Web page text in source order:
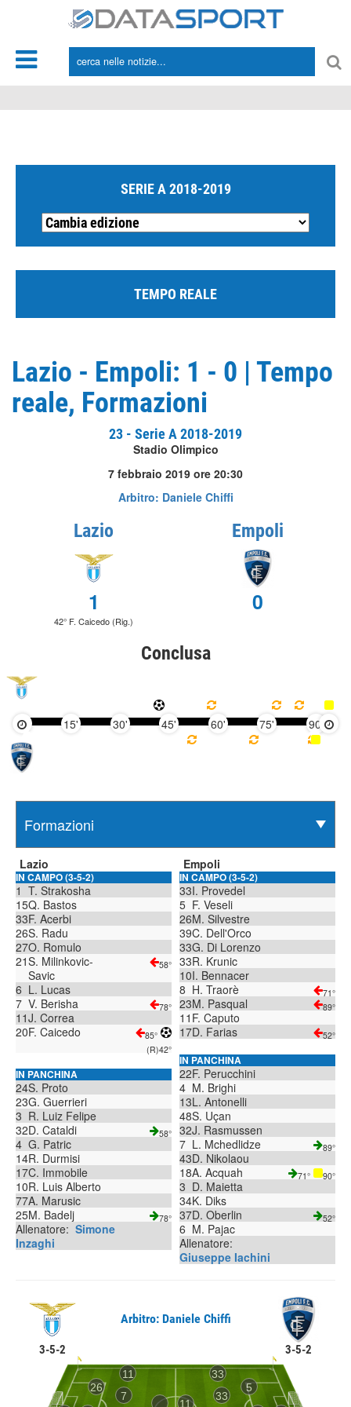
SERIE A 2018-2019
TEMPO REALE
Lazio - Empoli: 1 - 0 | Tempo
reale, Formazioni
23 - Serie A 2018-2019
Stadio Olimpico
7 febbraio 2019 ore 20:30
Arbitro: Daniele Chiffi
Lazio
1
42° F. Caicedo (Rig.)
Empoli
0
Conclusa
15' 30' 45' 60' 75' 90'
Lazio
IN CAMPO (3-5-2)
1 T. Strakosha
15Q. Bastos
33F. Acerbi
26S. Radu
27O. Romulo
21S. Milinkovic-
Savic
58°
6 L. Lucas
7 V. Berisha 78°
11J. Correa
20F. Caicedo
85°
(R)42°
IN PANCHINA
24S. Proto
23G. Guerrieri
3 R. Luiz Felipe
32D. Cataldi 58°
4 G. Patric
14R. Durmisi
17C. Immobile
10R. Luis Alberto
77A. Marusic
25M. Badelj 78°
Allenatore: Simone
Inzaghi
Empoli
IN CAMPO (3-5-2)
33I. Provedel
5 F. Veseli
26M. Silvestre
39C. Dell'Orco
33G. Di Lorenzo
33R. Krunic
10I. Bennacer
8 H. Traorè 71°
23M. Pasqual 89°
11 F. Caputo
17D. Farias 52°
IN PANCHINA
22F. Perucchini
4 M. Brighi
13L. Antonelli
48S. Uçan
32J. Rasmussen
7 L. Mchedlidze 89°
43D. Nikolaou
18A. Acquah 71° 90°
3 D. Maietta
34K. Diks
37D. Oberlin 52°
6 M. Pajac
Allenatore:
Giuseppe Iachini
3-5-2
Arbitro: Daniele Chiffi
3-5-2
5
26
33
33
7
11
11